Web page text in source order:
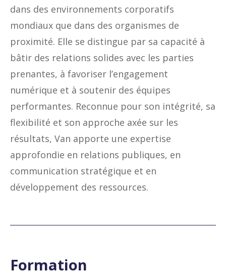
dans des environnements corporatifs
mondiaux que dans des organismes de
proximité. Elle se distingue par sa capacité à
bâtir des relations solides avec les parties
prenantes, à favoriser l’engagement
numérique et à soutenir des équipes
performantes. Reconnue pour son intégrité, sa
flexibilité et son approche axée sur les
résultats, Van apporte une expertise
approfondie en relations publiques, en
communication stratégique et en
développement des ressources.
Formation